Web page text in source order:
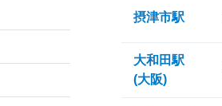
摂津市駅
大和田駅
(大阪)